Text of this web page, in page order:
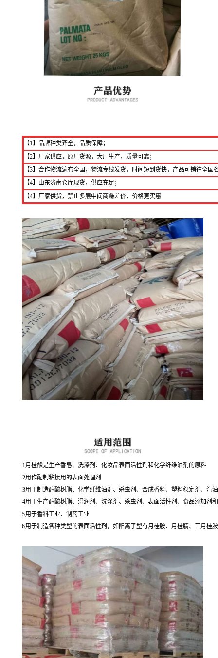
【1】品牌种类齐全，品质保障；
【2】厂家供应，原厂货源，大厂生产，质量可靠；
【3】合作物流遍布全国，物流专线发货，时间短到货快，产品可销往全国
【4】山东济南仓库现货，供应充足；
【4】厂家供货，禁止多层中间商赚差价，价格更实惠
1月桂酸是生产香皂、洗涤剂、化妆品表面活性剂和化学纤维油剂的原料
2用作配制粘接用的表面处理剂
3用于制造醇酸树脂、化学纤维油剂、杀虫剂、合成香料、塑料稳定剂、汽
4用于生产醇酸树脂、湿润剂、洗涤剂、杀虫剂、表面活性剂、食品添加剂
5用于香料工业、制药工业
6用于制造各种类型的表面活性剂，如阳离子型有月桂胺、月桂腈、三月桂